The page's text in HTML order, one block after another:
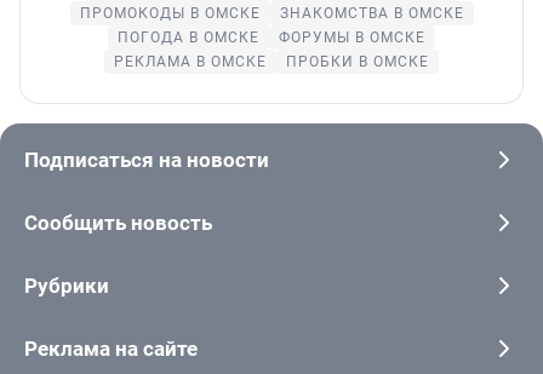
ПРОМОКОДЫ В ОМСКЕ
ЗНАКОМСТВА В ОМСКЕ
ПОГОДА В ОМСКЕ
ФОРУМЫ В ОМСКЕ
РЕКЛАМА В ОМСКЕ
ПРОБКИ В ОМСКЕ
Подписаться на новости
Сообщить новость
Рубрики
Реклама на сайте